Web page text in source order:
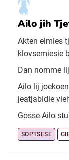
Ailo jih
Akten elmies
klovsemiesie
Dan nomme
Ailo lij
jeatjabidie
Gosse Ailo
SOPTSESE